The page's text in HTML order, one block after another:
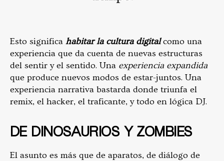
Esto significa habitar la cultura digitalcomo una
experiencia que da cuenta de nuevas estructuras
del sentir y el sentido. Una experiencia expandida
que produce nuevos modos de estar-juntos. Una
experiencia narrativa bastarda donde triunfa el
remix, el hacker, el traficante, y todo en lógica DJ.
DE DINOSAURIOS Y ZOMBIES
El asunto es más que de aparatos, de diálogo de